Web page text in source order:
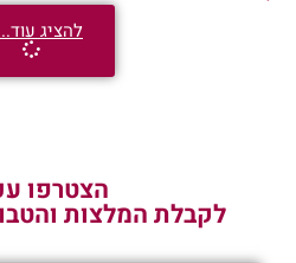
להציג
הצטרפו
לקבלת המלצות